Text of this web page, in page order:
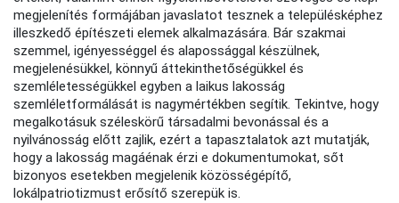
megjelenítés formájában javaslatot tesznek a településképhez
illeszkedő építészeti elemek alkalmazására. Bár szakmai
szemmel, igényességgel és alapossággal készülnek,
megjelenésükkel, könnyű áttekinthetőségükkel és
szemléletességükkel egyben a laikus lakosság
szemléletformálását is nagymértékben segítik. Tekintve, hogy
megalkotásuk széleskörű társadalmi bevonással és a
nyilvánosság előtt zajlik, ezért a tapasztalatok azt mutatják,
hogy a lakosság magáénak érzi e dokumentumokat, sőt
bizonyos esetekben megjelenik közösségépítő,
lokálpatriotizmust erősítő szerepük is.